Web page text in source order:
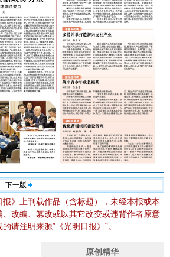
下一版
》上刊载作品（含标题），未经本报或本
改编、篡改或以其它改变或违背作者原意
请注明来源“《光明日报》”。